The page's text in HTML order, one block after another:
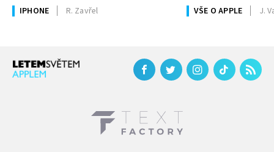
IPHONE R. Zavřel
rozhodnutí
VŠE O APPLE J.